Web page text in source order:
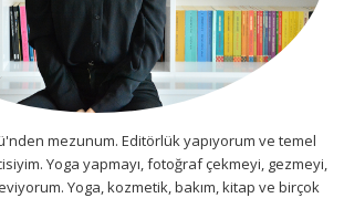
mezunum. Editörlük yapıyorum ve temel
Yoga yapmayı, fotoğraf çekmeyi, gezmeyi,
Yoga, kozmetik, bakım, kitap ve birçok